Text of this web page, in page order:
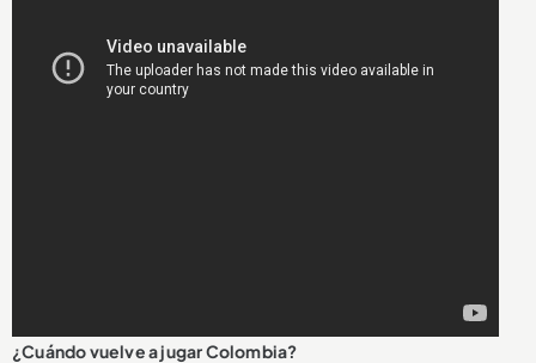
¿Cuándo vuelve a jugar Colombia?